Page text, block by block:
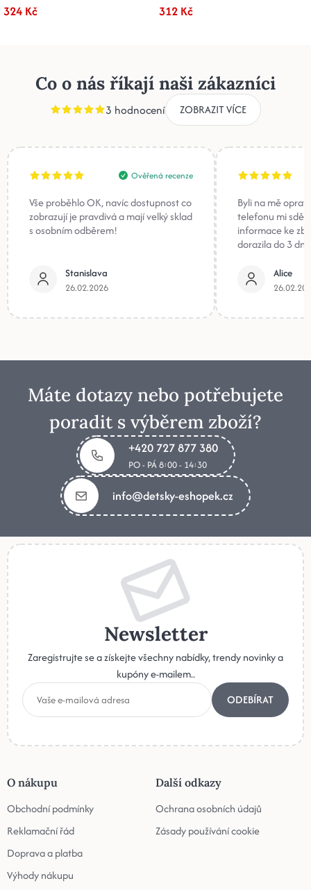
324 Kč 312 Kč
Co o nás říkají naši zákazníci
3 hodnocení ZOBRAZIT VÍCE
Ověřená recenze
Vše proběhlo OK, navíc dostupnost co
zobrazují je pravdivá a mají velký sklad
s osobním odběrem!
Stanislava
26.02.2026
Byli na mě
telefonu mi
informace ke
dorazila do 3
Alice
Máte dotazy nebo potřebujete
poradit s výběrem zboží?
+420 727 877 380
PO - PÁ 8:00 - 14:30
info@detsky-eshopek.cz
Newsletter
Zaregistrujte se a získejte všechny nabídky, trendy novinky a
kupóny e-mailem..
ODEBÍRAT
O nákupu
Obchodní podmínky
Reklamační řád
Doprava a platba
Výhody nákupu
Další odkazy
Ochrana osobních údajů
Zásady používání cookie